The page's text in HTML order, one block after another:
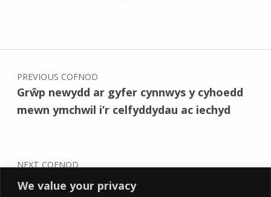
We value your privacy
Llywio cofnod
PREVIOUS COFNOD
Grŵp newydd ar gyfer cynnwys y cyhoedd
mewn ymchwil i’r celfyddydau ac iechyd
NEXT COFNOD
Her Sbrint HARP COVID-19